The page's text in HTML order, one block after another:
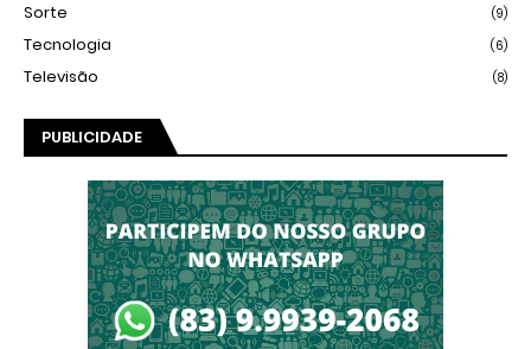
Sorte (9)
Tecnologia (6)
Televisão (8)
PUBLICIDADE